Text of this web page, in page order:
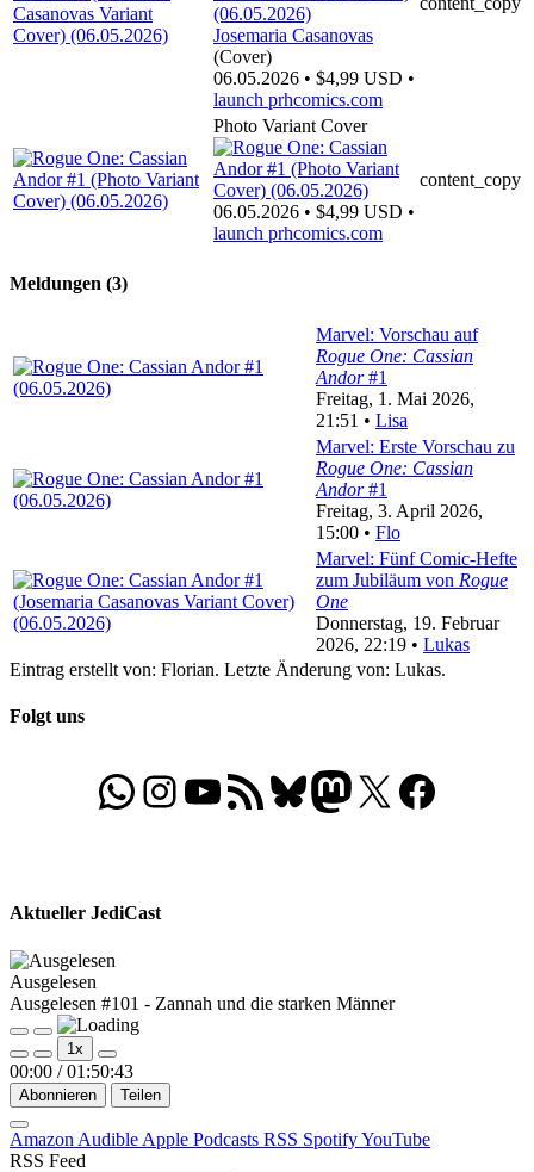
Josemaria Casanovas
(Cover)
06.05.2026 • $4,99 USD •
launch prhcomics.com
Photo Variant Cover
06.05.2026 • $4,99 USD •
launch prhcomics.com
content_copy
Meldungen (3)
Marvel: Vorschau auf
Rogue One: Cassian
Andor#1
Freitag, 1. Mai 2026,
21:51 • Lisa
Marvel: Erste Vorschau zu
Rogue One: Cassian
Andor#1
Freitag, 3. April 2026,
15:00 • Flo
Marvel: Fünf Comic-Hefte
zum Jubiläum von Rogue
One
Donnerstag, 19. Februar
2026, 22:19 • Lukas
Eintrag erstellt von: Florian. Letzte Änderung von: Lukas.
Folgt uns
WhatsApp
Folgt uns auf Instagram
Besucht unseren YouTube-Kanal
RSS-FeedBluesky
Folgt uns auf Mastodon
X Folgt uns auf
Aktueller JediCast
Ausgelesen
Ausgelesen #101 - Zannah und die starken Männer
Play
Episode
Pause
Episode
1x
00:00 / 01:50:43
Abonnieren Teilen
Amazon Audible Apple Podcasts RSS SpotifyYouTube
RSS Feed